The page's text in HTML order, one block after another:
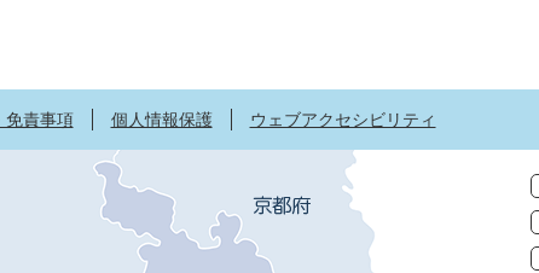
免責事項 個人情報保護 ウェブアクセシビリティ